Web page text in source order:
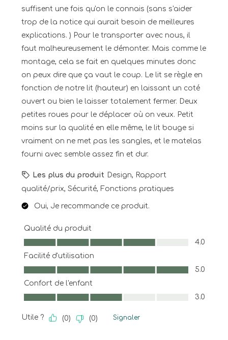
suffisent une fois qu'on le connais (sans s'aider
trop de la notice qui aurait besoin de meilleures
explications. ) Pour le transporter avec nous, il
faut malheureusement le démonter. Mais comme le
montage, cela se fait en quelques minutes donc
on peux dire que ça vaut le coup. Le lit se règle en
fonction de notre lit (hauteur) en laissant un coté
ouvert ou bien le laisser totalement fermer. Deux
petites roues pour le déplacer où on veux. Petit
moins sur la qualité en elle même, le lit bouge si
vraiment on ne met pas les sangles, et le matelas
fourni avec semble assez fin et dur.
Les plus du produit Design, Rapport
qualité/prix, Sécurité, Fonctions pratiques
Oui, Je recommande ce produit.
Qualité du produit
Qualité du produit, 4.0 sur 5
4.0
Facilité d'utilisation
Facilité d'utilisation, 5.0 sur 5
5.0
Confort de l'enfant
Confort de l'enfant, 3.0 sur 5
3.0
Utile ? (0) (0) Signaler